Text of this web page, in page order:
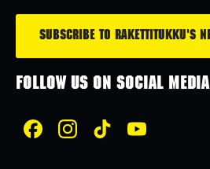
FOLLOW US ON SOCIAL MEDIA